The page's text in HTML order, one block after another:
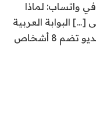
تضم 8 أشخاص في واتساب: لماذا
البوابة العربية
للأخبار التقنية كيفية إجراء مكالمات فيديو تضم 8 أشخاص